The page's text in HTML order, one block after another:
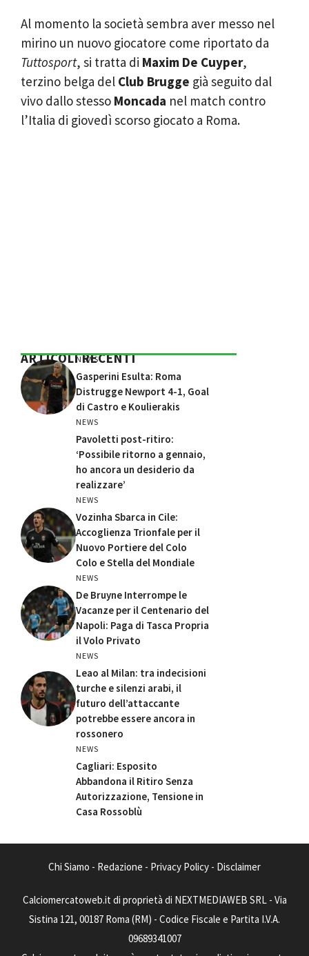
Al momento la società sembra aver messo nel
mirino un nuovo giocatore come riportato da
Tuttosport, si tratta di Maxim De Cuyper,
terzino belga del Club Brugge già seguito dal
vivo dallo stesso Moncada nel match contro
l’Italia di giovedì scorso giocato a Roma.
ARTICOLI RECENTI
NEWS
Gasperini Esulta: Roma
Distrugge Newport 4-1, Goal
di Castro e Koulierakis
NEWS
Pavoletti post-ritiro:
‘Possibile ritorno a gennaio,
ho ancora un desiderio da
realizzare’
NEWS
Vozinha Sbarca in Cile:
Accoglienza Trionfale per il
Nuovo Portiere del Colo
Colo e Stella del Mondiale
NEWS
De Bruyne Interrompe le
Vacanze per il Centenario del
Napoli: Paga di Tasca Propria
il Volo Privato
NEWS
Leao al Milan: tra indecisioni
turche e silenzi arabi, il
futuro dell’attaccante
potrebbe essere ancora in
rossonero
NEWS
Cagliari: Esposito
Abbandona il Ritiro Senza
Autorizzazione, Tensione in
Casa Rossoblù
Chi Siamo - Redazione - Privacy Policy - Disclaimer
Calciomercatoweb.it di proprietà di NEXTMEDIAWEB SRL - Via
Sistina 121, 00187 Roma (RM) - Codice Fiscale e Partita I.V.A.
09689341007